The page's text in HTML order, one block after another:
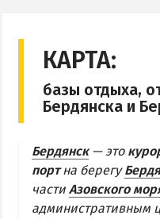
Цены 2026
Веб-камеры
КАРТА БЕРДЯНСКА
Городская часть
КАРТА:
базы отдыха,
Бердянска и
Бердянск— это
портна берегу
части Азовского
административным